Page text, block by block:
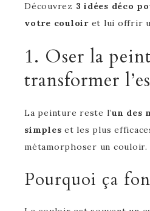
Découvrez 3 idées déco
votre couloiret lui offrir
1. Oser la
transformer
La peinture reste l’un des
simples et les plus
métamorphoser un couloir.
Pourquoi ça